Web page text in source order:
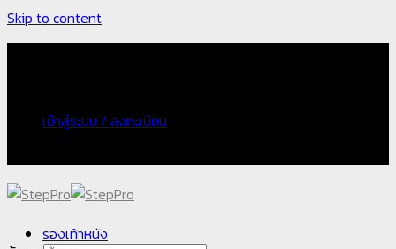
Skip to content
เข้าสู่ระบบ / ลงทะเบียน
รองเท้าหนัง